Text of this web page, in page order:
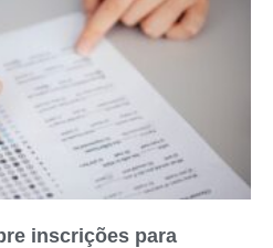
inscrições para